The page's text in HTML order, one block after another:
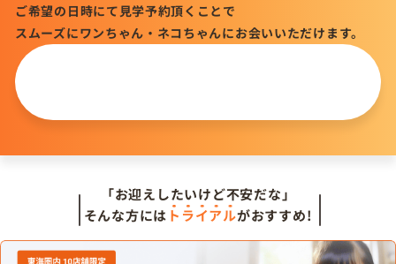
ご希望の日時にて見学予約頂くことで
スムーズにワンちゃん・ネコちゃんにお会いいただけます。
「お迎えしたいけど不安だな」
そんな方には トライアルがおすすめ!